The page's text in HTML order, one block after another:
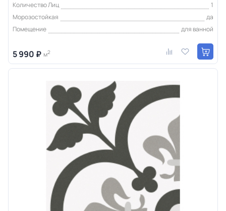
Количество Лиц
1
Морозостойкая
да
Помещение
для ванной
5 990 ₽ м2